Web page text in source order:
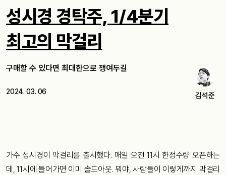
성시경 경탁주, 1/4분기
최고의 막걸리
구매할 수 있다면 최대한으로 쟁여두길
2024. 03. 06 김석준
가수 성시경이 막걸리를 출시했다. 매일 오전 11시 한정수량 오픈하는
데, 11시에 들어가면 이미 솔드아웃. 뭐야, 사람들이 이렇게까지 막걸리